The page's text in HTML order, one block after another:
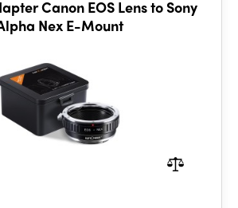
Canon EOS Lens to Sony
Nex E-Mount